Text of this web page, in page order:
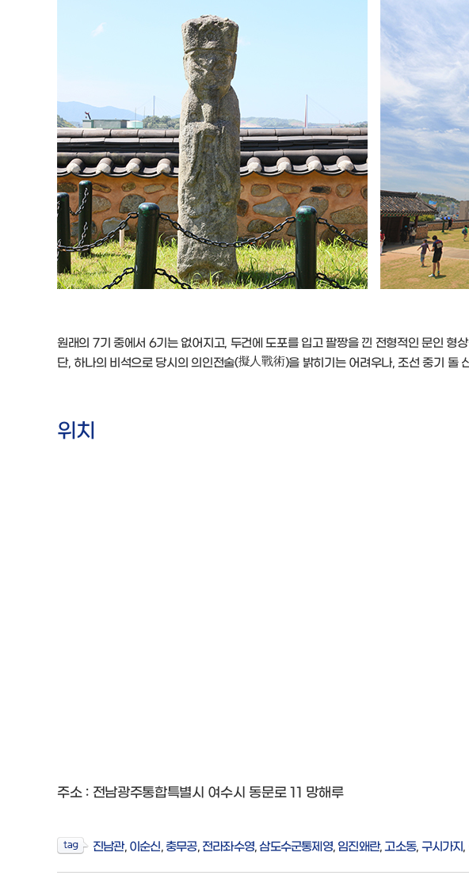
원래의 7기 중에서 6기는 없어지고, 두건에 도포를 입고 팔짱을 낀 전형적인 문인 형
단, 하나의 비석으로 당시의 의인전술(擬人戰術)을 밝히기는 어려우나, 조선 중기 돌
위치
주소 : 전남광주통합특별시 여수시 동문로 11 망해루
진남관, 이순신 ,충무공, 전라좌수영 ,삼도수군통제영, 임진왜란, 고소동, 구시가지